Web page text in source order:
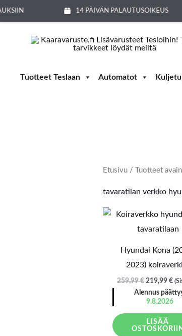
14 PÄIVÄN PALAUTUSOIKEUS
Siirry
sisältöön
Tuotteet Teslaan Automatot
Etusivu/ Tuotteet
tavaratilan verkko
Hyundai Kona
2023)
259,99€
oli:
219,99€
on:
Alennus
9.8.2026
LISÄÄ
OSTOSKORIIN